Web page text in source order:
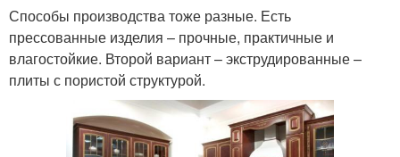
Способы производства тоже разные. Есть
прессованные изделия – прочные, практичные и
влагостойкие. Второй вариант – экструдированные –
плиты с пористой структурой.